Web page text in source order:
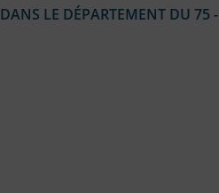
LE DÉPARTEMENT DU 75 -